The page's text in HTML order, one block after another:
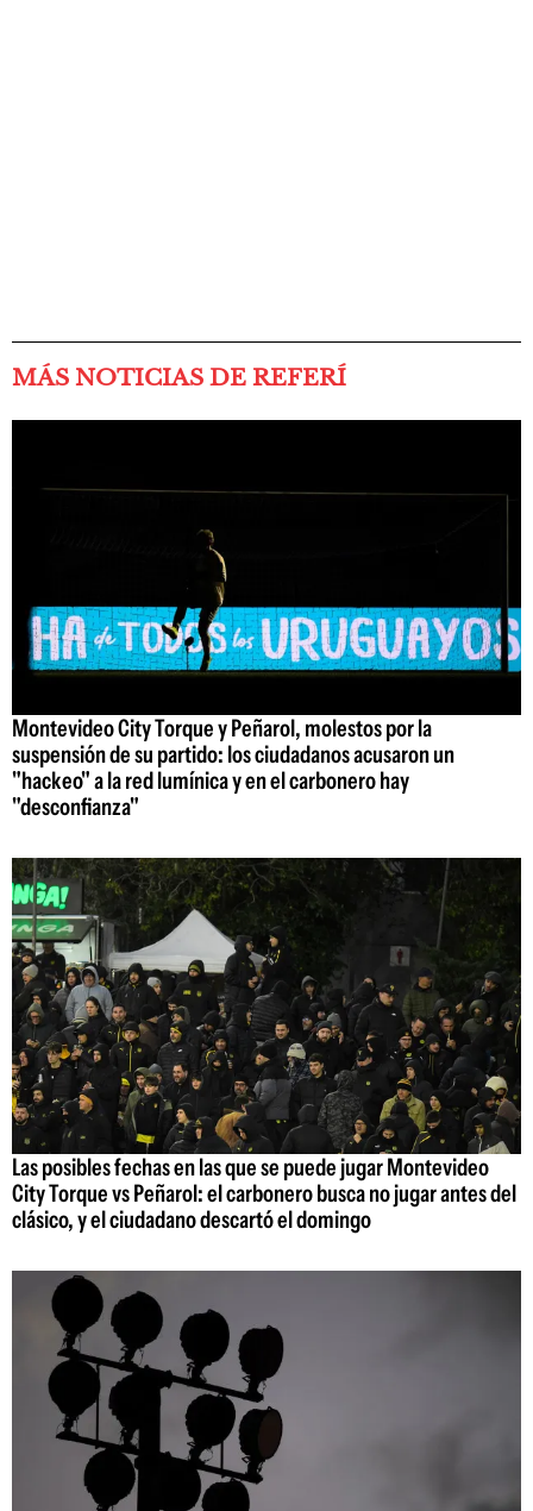
MÁS NOTICIAS DE REFERÍ
Montevideo City Torque y Peñarol, molestos por la
suspensión de su partido: los ciudadanos acusaron un
"hackeo" a la red lumínica y en el carbonero hay
"desconfianza"
Las posibles fechas en las que se puede jugar Montevideo
City Torque vs Peñarol: el carbonero busca no jugar antes del
clásico, y el ciudadano descartó el domingo